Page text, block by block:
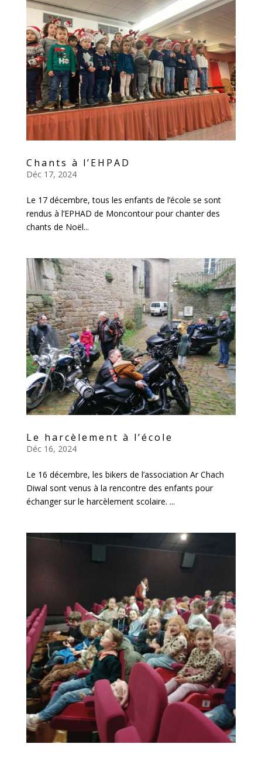
Chants à l’EHPAD
Déc 17, 2024
Le 17 décembre, tous les enfants de l’école se sont
rendus à l’EPHAD de Moncontour pour chanter des
chants de Noël...
Le harcèlement à l’école
Déc 16, 2024
Le 16 décembre, les bikers de l’association Ar Chach
Diwal sont venus à la rencontre des enfants pour
échanger sur le harcèlement scolaire. ...